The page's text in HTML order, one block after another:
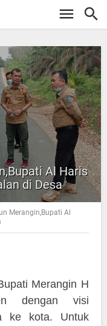
Al Haris
di Desa
Merangin,Bupati Al
Merangin H
dengan visi
ke kota. Untuk